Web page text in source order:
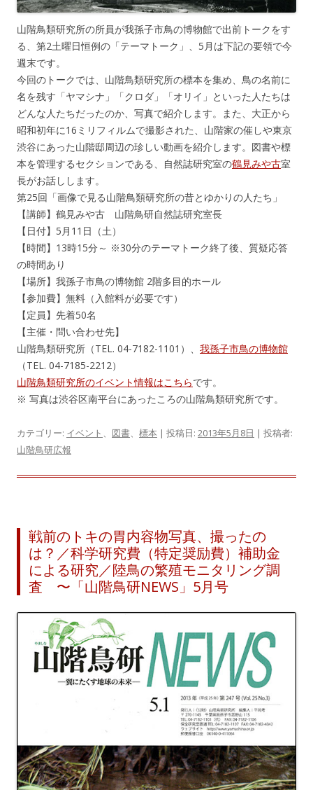
山階鳥類研究所の所員が我孫子市鳥の博物館で出前トークをす
る、第2土曜日恒例の「テーマトーク」、5月は下記の要領で今
週末です。
今回のトークでは、山階鳥類研究所の標本を集め、鳥の名前に
名を残す「ヤマシナ」「クロダ」「オリイ」といった人たちは
どんな人たちだったのか、写真で紹介します。また、大正から
昭和初年に16ミリフィルムで撮影された、山階家の催しや東京
渋谷にあった山階邸周辺の珍しい動画を紹介します。図書や標
本を管理するセクションである、自然誌研究室の鶴見みや古室
長がお話しします。
第25回「画像で見る山階鳥類研究所の昔とゆかりの人たち」
【講師】鶴見みや古 山階鳥研自然誌研究室長
【日付】5月11日（土）
【時間】13時15分～ ※30分のテーマトーク終了後、質疑応答
の時間あり
【場所】我孫子市鳥の博物館 2階多目的ホール
【参加費】無料（入館料が必要です）
【定員】先着50名
【主催・問い合わせ先】
山階鳥類研究所（TEL. 04-7182-1101）、 我孫子市鳥の博物館
（TEL. 04-7185-2212）
山階鳥類研究所のイベント情報はこちらです。
※ 写真は渋谷区南平台にあったころの山階鳥類研究所です。
カテゴリー: イベント 、 図書、 標本 | 投稿日: 2013年5月8日 | 投稿者:
山階鳥研広報
戦前のトキの胃内容物写真、撮ったの
は？／科学研究費（特定奨励費）補助金
による研究／陸鳥の繁殖モニタリング調
査 〜「山階鳥研NEWS」5月号